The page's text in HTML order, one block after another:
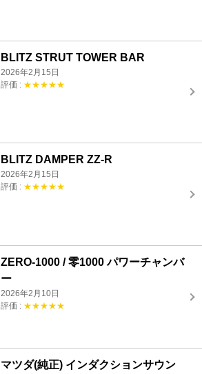
BLITZ STRUT TOWER BAR
2026年2月15日
評価 : ★★★★★
BLITZ DAMPER ZZ-R
2026年2月15日
評価 : ★★★★★
ZERO-1000 / 零1000 パワーチャンバ
ー
2026年2月10日
評価 : ★★★★★
マツダ(純正) インダクションサウン